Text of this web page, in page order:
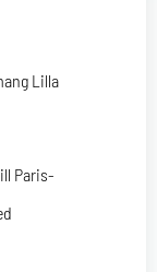
Lilla
Paris-